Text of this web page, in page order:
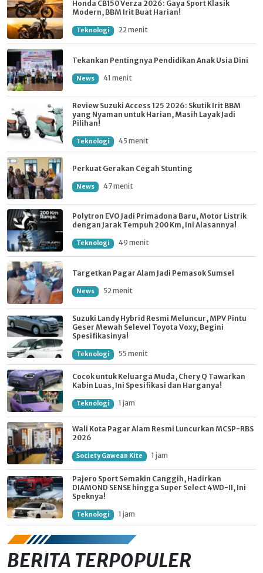
Honda CB150 Verza 2026: Gaya Sport Klasik
Modern, BBM Irit Buat Harian!
Teknologi 22 menit
Tekankan Pentingnya Pendidikan Anak Usia Dini
News 41 menit
Review Suzuki Access 125 2026: Skutik Irit BBM
yang Nyaman untuk Harian, Masih Layak Jadi
Pilihan!
Teknologi 45 menit
Perkuat Gerakan Cegah Stunting
News 47 menit
Polytron EVO Jadi Primadona Baru, Motor Listrik
dengan Jarak Tempuh 200 Km, Ini Alasannya!
Teknologi 49 menit
Targetkan Pagar Alam Jadi Pemasok Sumsel
News 52 menit
Suzuki Landy Hybrid Resmi Meluncur, MPV Pintu
Geser Mewah Selevel Toyota Voxy, Begini
Spesifikasinya!
Teknologi 55 menit
Cocok untuk Keluarga Muda, Chery Q Tawarkan
Kabin Luas, Ini Spesifikasi dan Harganya!
Teknologi 1 jam
Wali Kota Pagar Alam Resmi Luncurkan MCSP-RBS
2026
Society Gawean Kite 1 jam
Pajero Sport Semakin Canggih, Hadirkan
DIAMOND SENSE hingga Super Select 4WD-II, Ini
Speknya!
Teknologi 1 jam
BERITA TERPOPULER